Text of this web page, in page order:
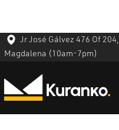
Jr José Gálvez 476 Of 204,
Magdalena (10am-7pm)